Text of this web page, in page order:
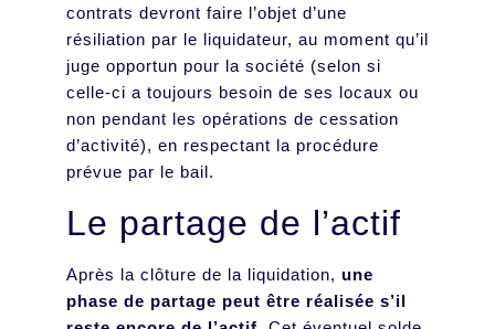
contrats devront faire l’objet d’une
résiliation par le liquidateur, au moment qu’il
juge opportun pour la société (selon si
celle-ci a toujours besoin de ses locaux ou
non pendant les opérations de cessation
d’activité), en respectant la procédure
prévue par le bail.
Le partage de l’actif
Après la clôture de la liquidation, une
phase de partage peut être réalisée s’il